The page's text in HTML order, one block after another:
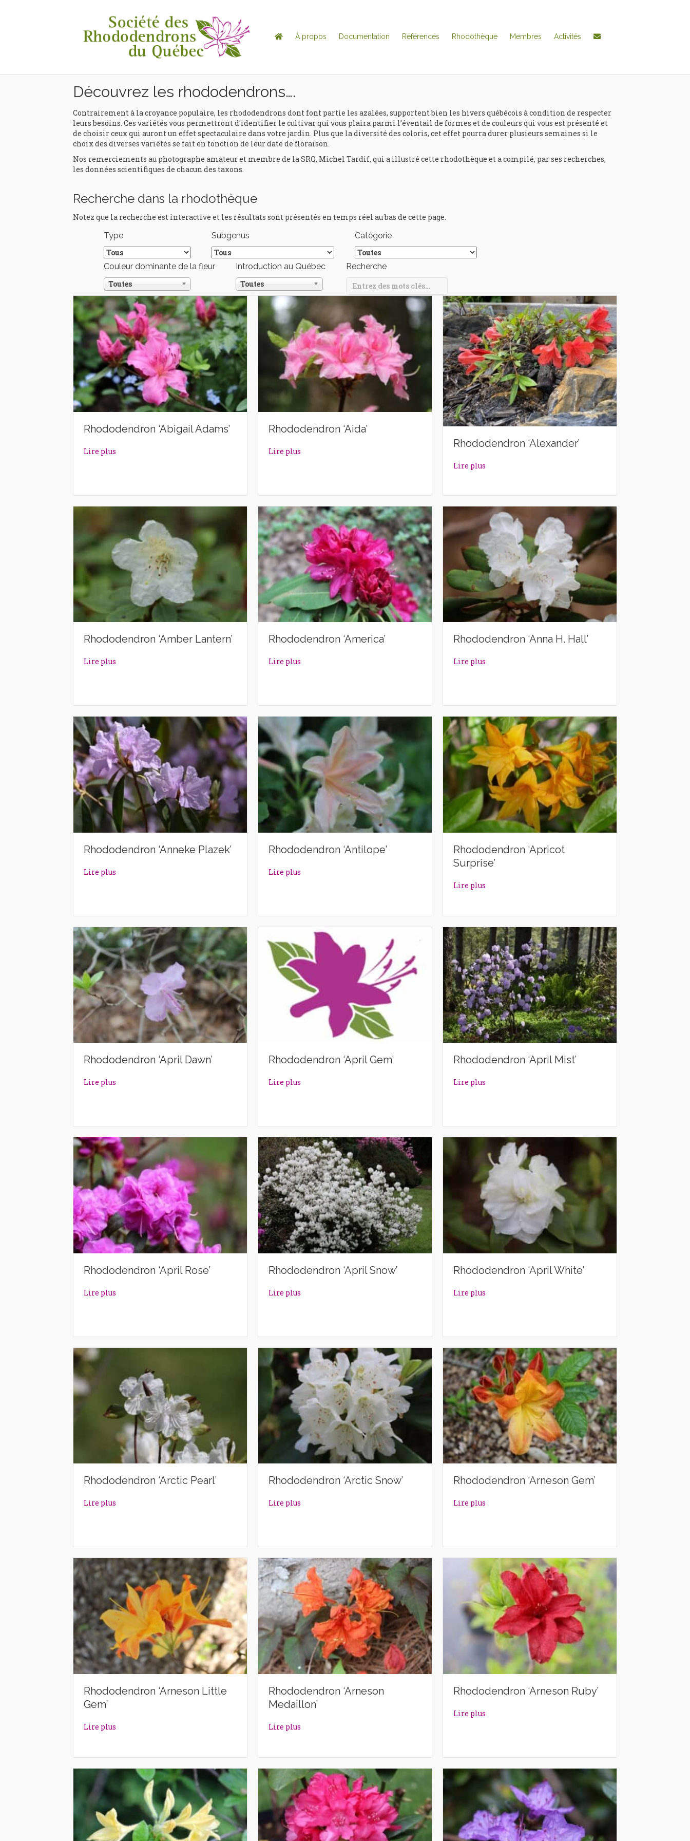
À propos Documentation Références Rhodothèque Membres Activités
Rhodothèque
Découvrez les rhododendrons….
Contrairement à la croyance populaire, les rhododendrons dont font partie les azalées, supportent bien les hivers québécois à condition de respecter
leurs besoins. Ces variétés vous permettront d’identifier le cultivar qui vous plaira parmi l’éventail de formes et de couleurs qui vous est présenté et
de choisir ceux qui auront un effet spectaculaire dans votre jardin. Plus que la diversité des coloris, cet effet pourra durer plusieurs semaines si le
choix des diverses variétés se fait en fonction de leur date de floraison.
Nos remerciements au photographe amateur et membre de la SRQ, Michel Tardif, qui a illustré cette rhodothèque et a compilé, par ses recherches,
les données scientifiques de chacun des taxons.
Recherche dans la rhodothèque
Notez que la recherche est interactive et les résultats sont présentés en temps réel au bas de cette page.
Type
Subgenus Catégorie
Couleur dominante de la fleur
Toutes
Introduction au Québec
Toutes
Recherche
Rhododendron ‘Abigail Adams’
Lire plus
Rhododendron ‘Aida’
Lire plus
Rhododendron ‘Alexander’
Lire plus
Rhododendron ‘Amber Lantern’
Lire plus
Rhododendron ‘America’
Lire plus
Rhododendron ‘Anna H. Hall’
Lire plus
Rhododendron ‘Anneke Plazek’
Lire plus
Rhododendron ‘Antilope’
Lire plus
Rhododendron ‘Apricot
Surprise’
Lire plus
Rhododendron ‘April Dawn’
Lire plus
Rhododendron ‘April Gem’
Lire plus
Rhododendron ‘April Mist’
Lire plus
Rhododendron ‘April Rose’
Lire plus
Rhododendron ‘April Snow’
Lire plus
Rhododendron ‘April White’
Lire plus
Rhododendron ‘Arctic Pearl’
Lire plus
Rhododendron ‘Arctic Snow’
Lire plus
Rhododendron ‘Arneson Gem’
Lire plus
Rhododendron ‘Arneson Little
Gem’
Lire plus
Rhododendron ‘Arneson
Medaillon’
Lire plus
Rhododendron ‘Arneson Ruby’
Lire plus